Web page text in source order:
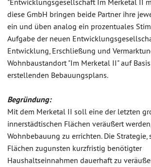
"Entwicklungsgesellschaft Im Merketal II
diese GmbH bringen beide Partner ihre
ein und üben analog ein prozentuales
Aufgabe der neuen
Entwicklung, Erschließung und
Wohnbaustandort "Im Merketal II" auf
erstellenden Bebauungsplans.
Begründung:
Mit dem Merketal II soll eine der letzten
innerstädtischen Flächen veräußert
Wohnbebauung zu errichten. Die Strategie,
Flächen zugunsten kurzfristig benötigter
Haushaltseinnahmen dauerhaft zu